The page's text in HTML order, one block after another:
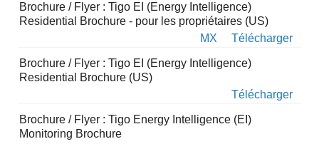
Brochure / Flyer : Tigo EI (Energy Intelligence)
Residential Brochure - pour les propriétaires (US)
MX
Télécharger
Brochure / Flyer : Tigo EI (Energy Intelligence)
Residential Brochure (US)
Télécharger
Brochure / Flyer : Tigo Energy Intelligence (EI)
Monitoring Brochure